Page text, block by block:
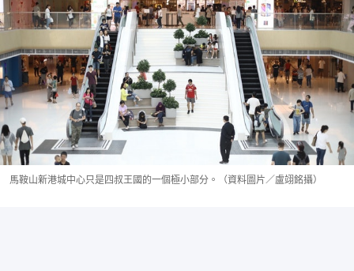
馬鞍山新港城中心只是四叔王國的一個極小部分。（資料圖片／盧翊銘攝）